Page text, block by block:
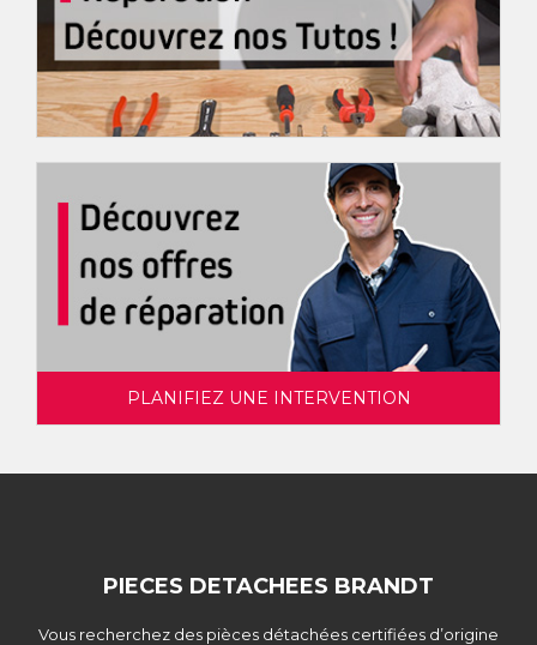
PLANIFIEZ UNE INTERVENTION
PIECES DETACHEES BRANDT
Vous recherchez des pièces détachées certifiées d’origine